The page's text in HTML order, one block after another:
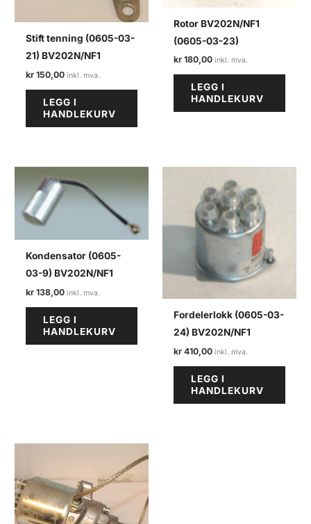
Stift tenning (0605-03-
21) BV202N/NF1
kr 150,00
LEGG I
HANDLEKURV
Rotor BV202N/NF1
(0605-03-23)
kr 180,00
LEGG I
HANDLEKURV
Kondensator (0605-
03-9) BV202N/NF1
kr 138,00
LEGG I
HANDLEKURV
Fordelerlokk (0605-03-
24) BV202N/NF1
kr 410,00
LEGG I
HANDLEKURV